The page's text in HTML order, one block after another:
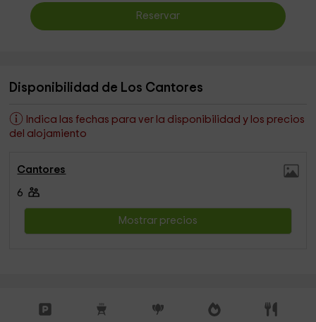
Reservar
Disponibilidad de Los Cantores
Indica las fechas para ver la disponibilidad y los precios
del alojamiento
Cantores
6
Mostrar precios